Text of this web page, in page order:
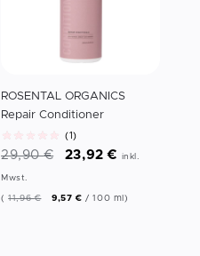
ROSENTAL ORGANICS
Repair Conditioner
(1)
29,90€ 23,92€ inkl.
Mwst.
(11,96€ 9,57€ /100 ml)